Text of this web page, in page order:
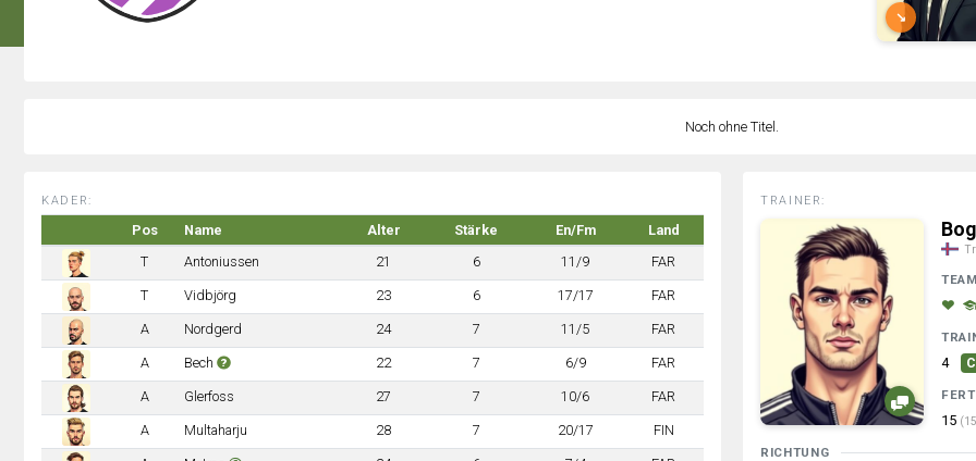
↘
Noch ohne Titel.
KADER:
Pos Name Alter Stärke En/Fm
Land
T
Antoniussen 21 6 11/9 FAR
T Vidbjörg 23 6 17/17 FAR
A Nordgerd 24 7 11/5 FAR
A Bech 22 7 6/9 FAR
A Glerfoss 27 7 10/6 FAR
A Multaharju 28 7 20/17 FIN
TRAINER:
4
15
RICHTUNG